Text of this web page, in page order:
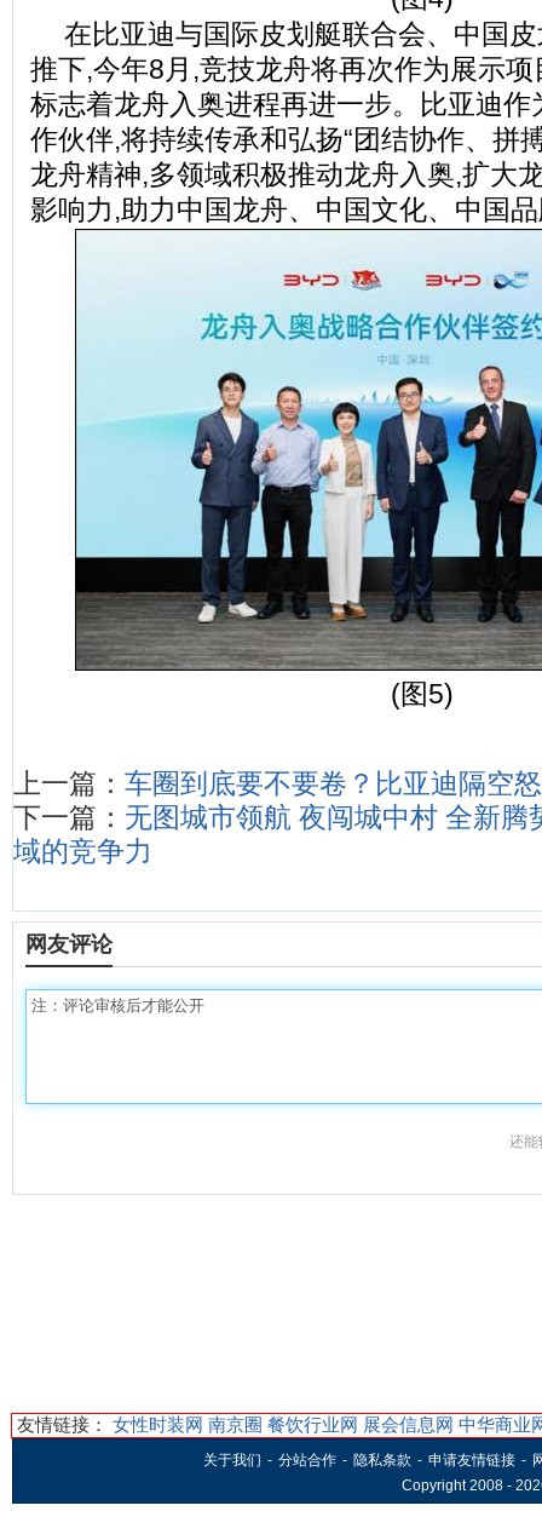
在比亚迪与国际皮划艇联合会、中国
推下,今年8月,竞技龙舟将再次作为展示
标志着龙舟入奥进程再进一步。
比亚迪作
作伙伴,将持续传承和弘扬“团结协作、拼
龙舟精神,多领域积极推动龙舟入奥,扩大
影响力,助力中国龙舟、中国文化、中国
(图5)
上一篇： 车圈到底要不要卷？比亚迪隔空
下一篇： 无图城市领航 夜闯城中村 全新腾
域的竞争力
网友评论
还能
友情链接： 女性时装网 南京圈 餐饮行业网 展会信息网 中华商业
关于我们 - 分站合作 - 隐私条款 - 申请友情链接 -
Copyright 2008 -